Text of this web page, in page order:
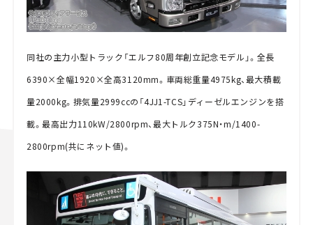
同社の主力小型トラック「エルフ80周年創立記念モデル」。全長
6390×全幅1920×全高3120mm。車両総重量4975kg、最大積載
量2000kg。排気量2999ccの「4JJ1-TCS」ディーゼルエンジンを搭
載。最高出力110kW/2800rpm、最大トルク375N・m/1400-
2800rpm(共にネット値)。